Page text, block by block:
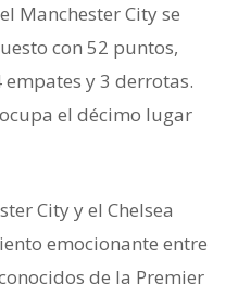
Manchester City se
con 52 puntos,
y 3 derrotas.
el décimo lugar
City y el Chelsea
emocionante entre
de la Premier